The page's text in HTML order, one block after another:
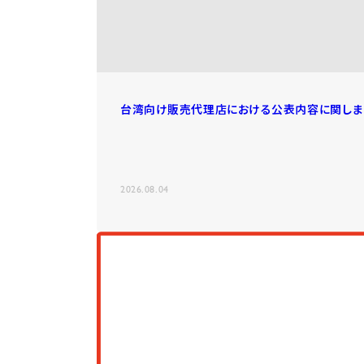
台湾向け販売代理店における公表内容に関しま
2026.08.04